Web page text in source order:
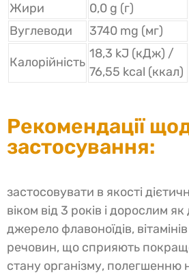
Жири
0,0 g (г)
Вуглеводи
3740 mg (мг)
Калорійність
18,3 kJ (кДж) /
76,55 kcal (ккал)
Рекомендації
застосування:
застосовувати в якості
віком від 3 років і дорослим
джерело флавоноїдів,
речовин, що сприяють
стану організму, полегшенню